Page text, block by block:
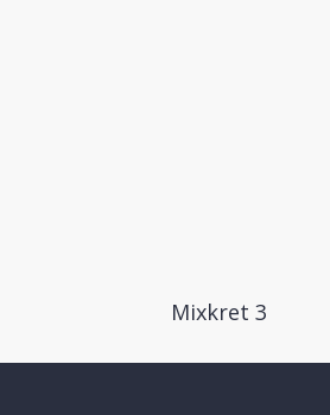
Read More
Mixkret 3